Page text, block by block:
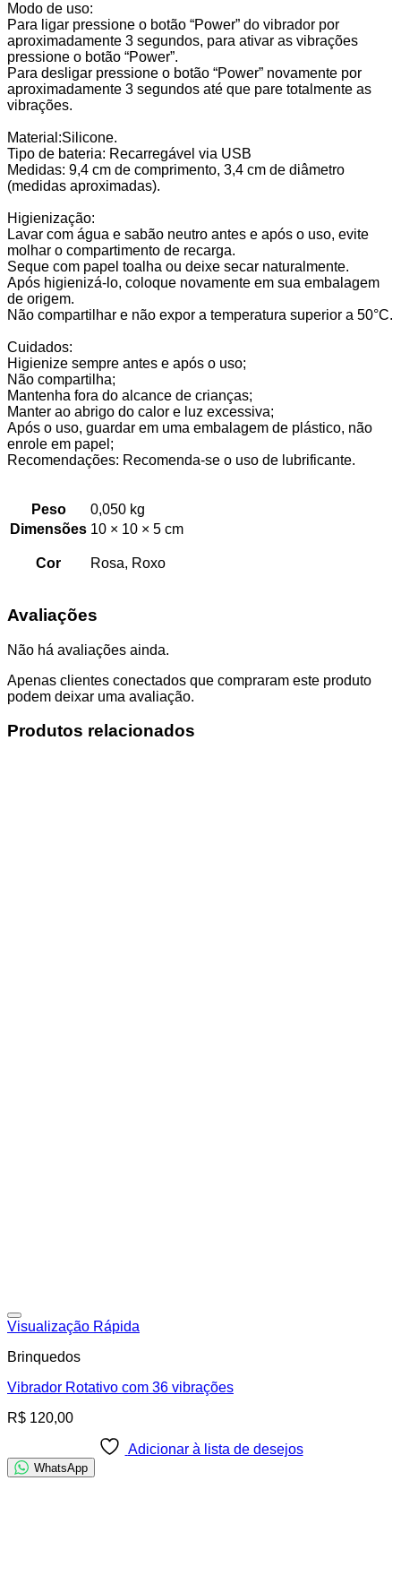
Modo de uso:
Para ligar pressione o botão “Power” do vibrador por
aproximadamente 3 segundos, para ativar as vibrações
pressione o botão “Power”.
Para desligar pressione o botão “Power” novamente por
aproximadamente 3 segundos até que pare totalmente as
vibrações.
Material:Silicone.
Tipo de bateria: Recarregável via USB
Medidas: 9,4 cm de comprimento, 3,4 cm de diâmetro
(medidas aproximadas).
Higienização:
Lavar com água e sabão neutro antes e após o uso, evite
molhar o compartimento de recarga.
Seque com papel toalha ou deixe secar naturalmente.
Após higienizá-lo, coloque novamente em sua embalagem
de origem.
Não compartilhar e não expor a temperatura superior a 50°C.
Cuidados:
Higienize sempre antes e após o uso;
Não compartilha;
Mantenha fora do alcance de crianças;
Manter ao abrigo do calor e luz excessiva;
Após o uso, guardar em uma embalagem de plástico, não
enrole em papel;
Recomendações: Recomenda-se o uso de lubrificante.
Peso
0,050 kg
Dimensões 10 × 10 × 5 cm
Cor Rosa, Roxo
Avaliações
Não há avaliações ainda.
Apenas clientes conectados que compraram este produto
podem deixar uma avaliação.
Produtos relacionados
Visualização Rápida
Brinquedos
Vibrador Rotativo com 36 vibrações
R$ 120,00
Adicionar à lista de desejos
WhatsApp